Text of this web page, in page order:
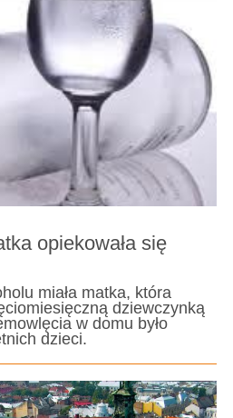
opiekowała się
miała matka, która
dziewczynką
w domu było
dzieci.